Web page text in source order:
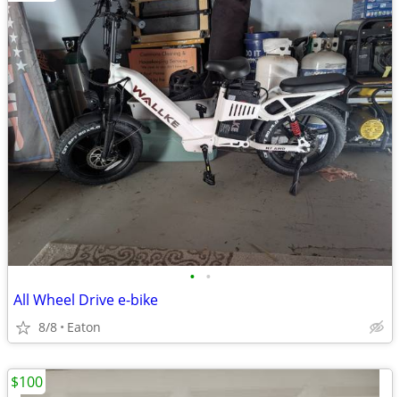
• •
All Wheel Drive e-bike
8/8 Eaton
$100